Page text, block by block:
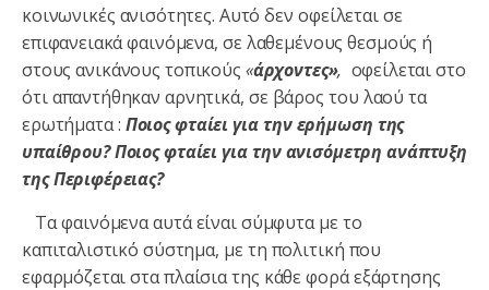
κοινωνικές ανισότητες. Αυτό δεν οφείλεται σε
επιφανειακά φαινόμενα, σε λαθεμένους θεσμούς ή
στους ανικάνους τοπικούς «άρχοντες», οφείλεται στο
ότι απαντήθηκαν αρνητικά, σε βάρος του λαού τα
ερωτήματα : Ποιος φταίει για την ερήμωση της
υπαίθρου? Ποιος φταίει για την ανισόμετρη ανάπτυξη
της Περιφέρειας?
Τα φαινόμενα αυτά είναι σύμφυτα με το
καπιταλιστικό σύστημα, με τη πολιτική που
εφαρμόζεται στα πλαίσια της κάθε φορά εξάρτησης